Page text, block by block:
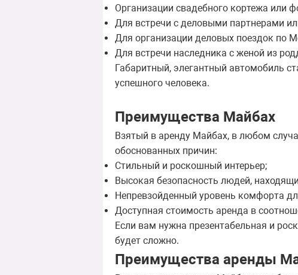
Организации свадебного кортежа или
Для встречи с деловыми партнерами
Для организации деловых поездок по
Для встречи наследника с женой из
Габаритный, элегантный автомобиль
успешного человека.
Преимущества Майбах
Взятый в аренду Майбах, в любом
обоснованных причин:
Стильный и роскошный интерьер;
Высокая безопасность людей,
Непревзойденный уровень комфорта
Доступная стоимость аренда в
Если вам нужна презентабельная и
будет сложно.
Преимущества аренды